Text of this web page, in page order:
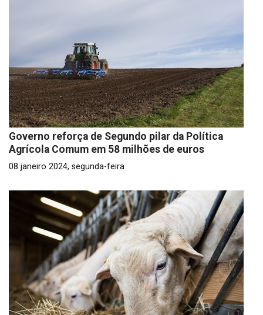
Governo reforça de Segundo pilar da Política
Agrícola Comum em 58 milhões de euros
08 janeiro 2024, segunda-feira